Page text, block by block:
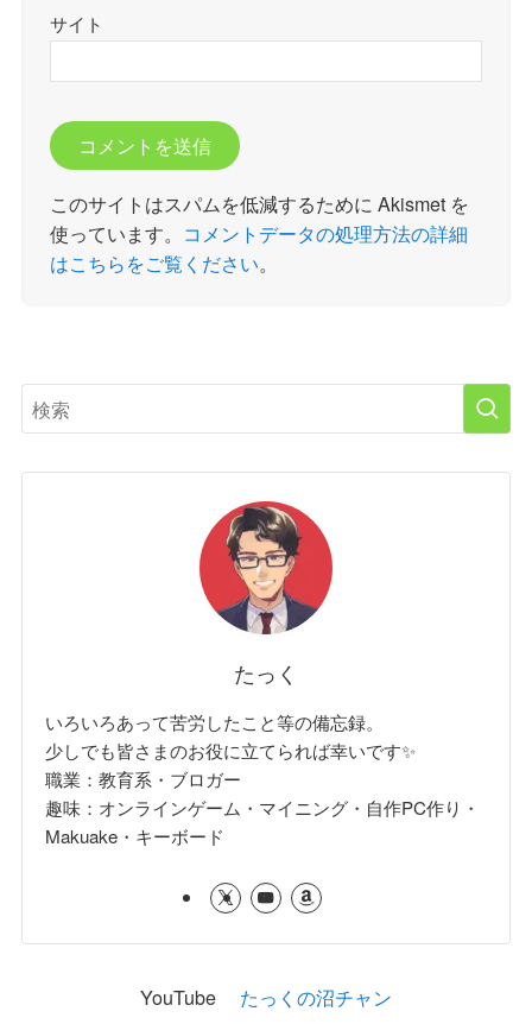
サイト
このサイトはスパムを低減するために Akismet を
使っています。 コメントデータの処理方法の詳細
はこちらをご覧ください。
たっく
いろいろあって苦労したこと等の備忘録。
少しでも皆さまのお役に立てられば幸いです✨
職業：教育系・ブロガー
趣味：オンラインゲーム・マイニング・自作PC作り・
Makuake・キーボード
YouTube たっくの沼チャン